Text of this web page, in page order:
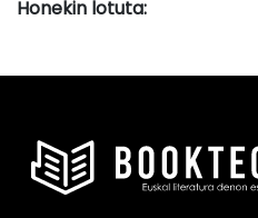
Honekin lotuta: